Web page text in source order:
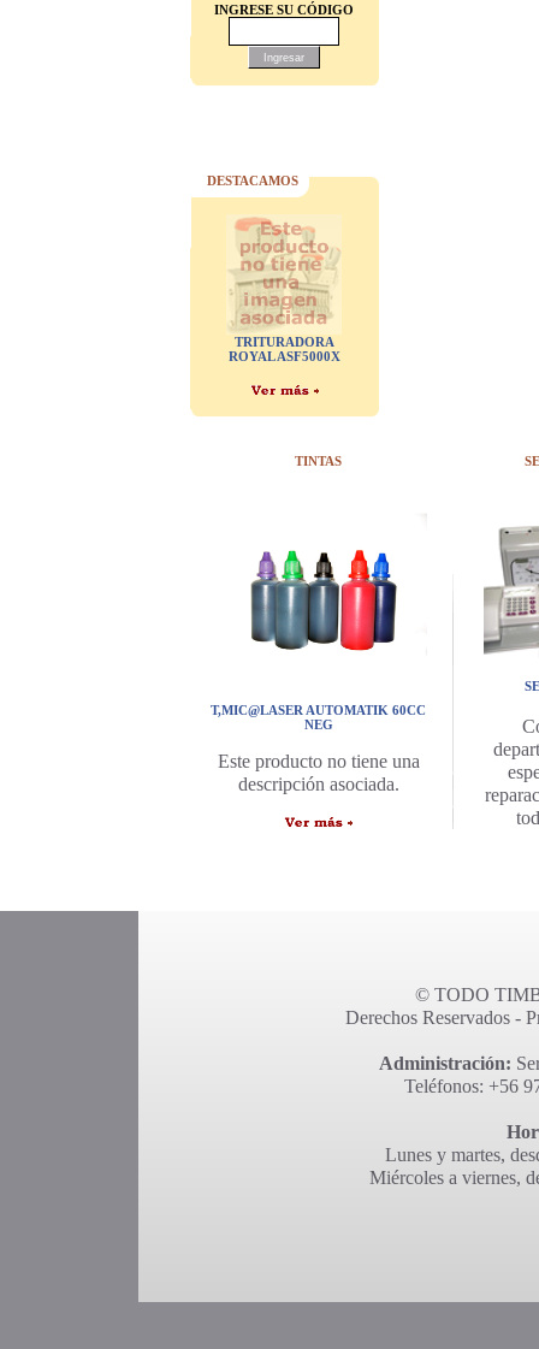
INGRESE SU CÓDIGO
DESTACAMOS
TRITURADORA
ROYAL ASF5000X
TINTAS
T,MIC@LASER AUTOMATIK 60CC
NEG
Este producto no tiene una
descripción asociada.
© TODO
Derechos Reservados -
Administración:
Teléfonos: +56
Lunes y martes,
Miércoles a viernes,